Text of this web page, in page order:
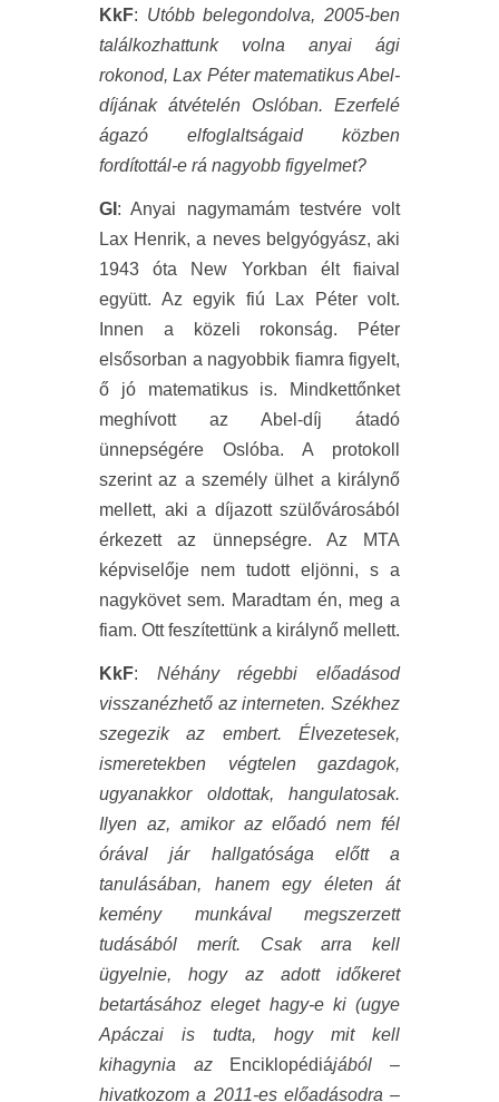
KkF: Utóbb belegondolva, 2005-ben
találkozhattunk volna anyai ági
rokonod, Lax Péter matematikus Abel-
díjának átvételén Oslóban. Ezerfelé
ágazó elfoglaltságaid közben
fordítottál-e rá nagyobb figyelmet?
GI : Anyai nagymamám testvére volt
Lax Henrik, a neves belgyógyász, aki
1943 óta New Yorkban élt fiaival
együtt. Az egyik fiú Lax Péter volt.
Innen a közeli rokonság. Péter
elsősorban a nagyobbik fiamra figyelt,
ő jó matematikus is. Mindkettőnket
meghívott az Abel-díj átadó
ünnepségére Oslóba. A protokoll
szerint az a személy ülhet a királynő
mellett, aki a díjazott szülővárosából
érkezett az ünnepségre. Az MTA
képviselője nem tudott eljönni, s a
nagykövet sem. Maradtam én, meg a
fiam. Ott feszítettünk a királynő mellett.
KkF: Néhány régebbi előadásod
visszanézhető az interneten. Székhez
szegezik az embert. Élvezetesek,
ismeretekben végtelen gazdagok,
ugyanakkor oldottak, hangulatosak.
Ilyen az, amikor az előadó nem fél
órával jár hallgatósága előtt a
tanulásában, hanem egy életen át
kemény munkával megszerzett
tudásából merít. Csak arra kell
ügyelnie, hogy az adott időkeret
betartásához eleget hagy-e ki (ugye
Apáczai is tudta, hogy mit kell
kihagynia az Enciklopédiájából –
hivatkozom a 2011-es előadásodra –